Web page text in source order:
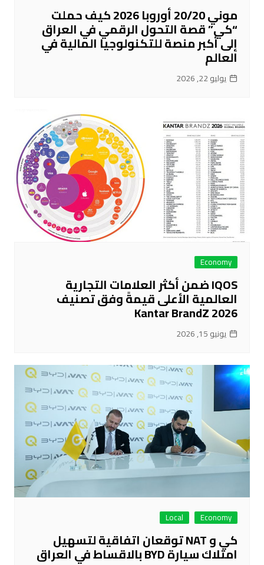
موني 20/20 أوروبا 2026 كيف حملت
“كي” قصة التحول الرقمي في العراق
إلى أكبر منصة للتكنولوجيا المالية في
العالم
يوليو 22, 2026
Economy
IQOS ضمن أكثر العلامات التجارية
العالمية الأعلى قيمةً وفق تصنيف
Kantar BrandZ 2026
يونيو 15, 2026
Economy
Local
كي و NAT توقعان اتفاقية لتسهيل
امتلاك سيارة BYD بالاقساط في العراق